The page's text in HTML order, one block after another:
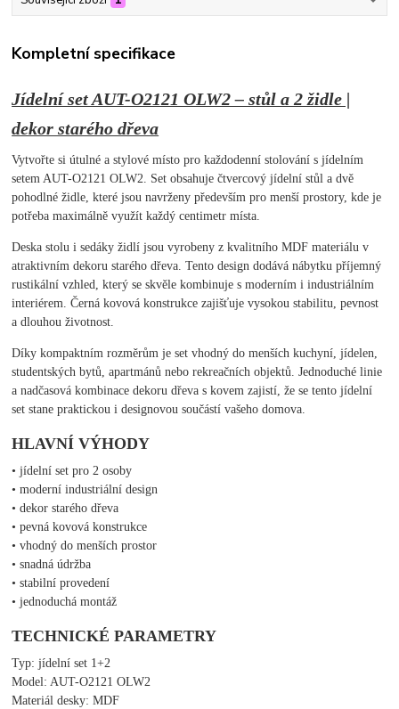
Kompletní specifikace
Jídelní set AUT-O2121 OLW2 – stůl a 2 židle |
dekor starého dřeva
Vytvořte si útulné a stylové místo pro každodenní stolování s jídelním
setem AUT-O2121 OLW2. Set obsahuje čtvercový jídelní stůl a dvě
pohodlné židle, které jsou navrženy především pro menší prostory, kde je
potřeba maximálně využít každý centimetr místa.
Deska stolu i sedáky židlí jsou vyrobeny z kvalitního MDF materiálu v
atraktivním dekoru starého dřeva. Tento design dodává nábytku příjemný
rustikální vzhled, který se skvěle kombinuje s moderním i industriálním
interiérem. Černá kovová konstrukce zajišťuje vysokou stabilitu, pevnost
a dlouhou životnost.
Díky kompaktním rozměrům je set vhodný do menších kuchyní, jídelen,
studentských bytů, apartmánů nebo rekreačních objektů. Jednoduché linie
a nadčasová kombinace dekoru dřeva s kovem zajistí, že se tento jídelní
set stane praktickou i designovou součástí vašeho domova.
HLAVNÍ VÝHODY
• jídelní set pro 2 osoby
• moderní industriální design
• dekor starého dřeva
• pevná kovová konstrukce
• vhodný do menších prostor
• snadná údržba
• stabilní provedení
• jednoduchá montáž
TECHNICKÉ PARAMETRY
Typ: jídelní set 1+2
Model: AUT-O2121 OLW2
Materiál desky: MDF